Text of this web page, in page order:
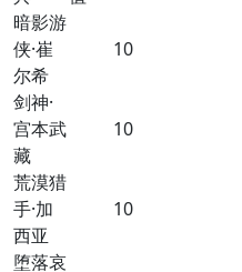
暗影游
侠·崔
尔希
10
剑神·
宫本武
藏
10
荒漠猎
手·加
西亚
10
堕落哀